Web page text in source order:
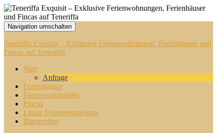
Navigation umschalten
Teneriffa Exquisit – Exklusive Ferienwohnungen, Ferienhäuser und
Fincas auf Teneriffa
Start
Anfrage
Ferienhäuser
Ferienwohnungen
Fincas
Luxus Ferienvermietung
Barrierefrei